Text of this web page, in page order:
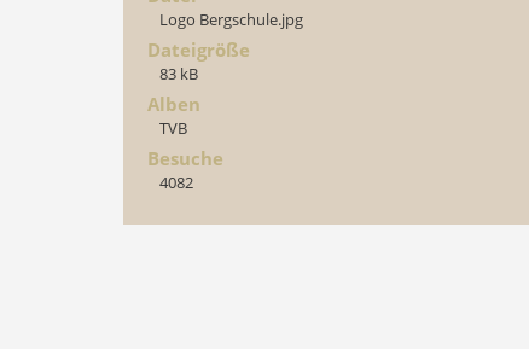
Logo Bergschule.jpg
Dateigröße
83 kB
Alben
TVB
Besuche
4082